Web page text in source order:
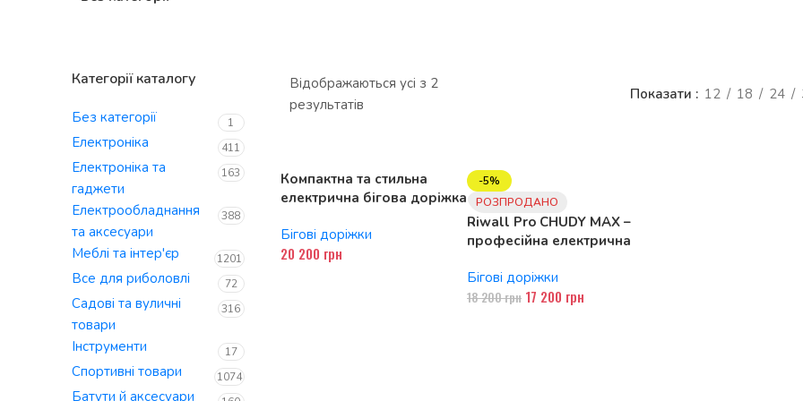
Категорії каталогу
Без категорії 1
Електроніка 411
Електроніка та
гаджети
163
Електрообладнання
та аксесуари
388
Меблі та інтер'єр 1201
Все для риболовлі 72
Садові та вуличні
товари
316
Інструменти 17
Спортивні товари 1074
Батути й аксесуари
«OnlineTech» –
товарів у
роздріб і
оптом
Відображаються усі з 2
результатів
Показати 12 18 24
Компактна та стильна
електрична бігова доріжка
Бігові доріжки
20 200 грн
-5%
РОЗПРОДАНО
Riwall Pro CHUDY MAX –
професійна електрична
досягнення фітнес-цілей
Бігові доріжки
18 200грн 17 200 грн